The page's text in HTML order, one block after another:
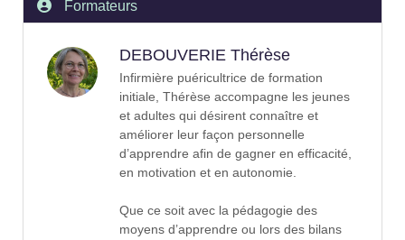
Formateurs
DEBOUVERIE Thérèse
Infirmière puéricultrice de formation
initiale, Thérèse accompagne les jeunes
et adultes qui désirent connaître et
améliorer leur façon personnelle
d’apprendre afin de gagner en efficacité,
en motivation et en autonomie.
Que ce soit avec la pédagogie des
moyens d’apprendre ou lors des bilans